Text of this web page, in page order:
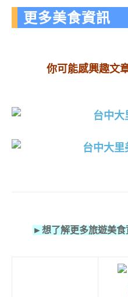
更多美食資訊
你可能感興趣文
►想了解更多旅遊美食